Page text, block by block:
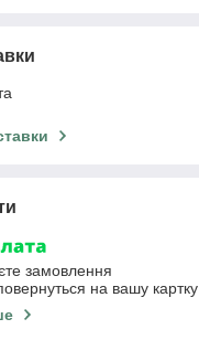
замовлення
на вашу картку